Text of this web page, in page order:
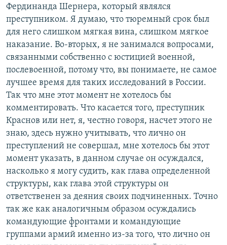
Фердинанда Шернера, который являлся
преступником. Я думаю, что тюремный срок был
для него слишком мягкая вина, слишком мягкое
наказание. Во-вторых, я не занимался вопросами,
связанными собственно с юстицией военной,
послевоенной, потому что, вы понимаете, не самое
лучшее время для таких исследований в России.
Так что мне этот момент не хотелось бы
комментировать. Что касается того, преступник
Краснов или нет, я, честно говоря, насчет этого не
знаю, здесь нужно учитывать, что лично он
преступлений не совершал, мне хотелось бы этот
момент указать, в данном случае он осуждался,
насколько я могу судить, как глава определенной
структуры, как глава этой структуры он
ответственен за деяния своих подчиненных. Точно
так же как аналогичным образом осуждались
командующие фронтами и командующие
группами армий именно из-за того, что лично он